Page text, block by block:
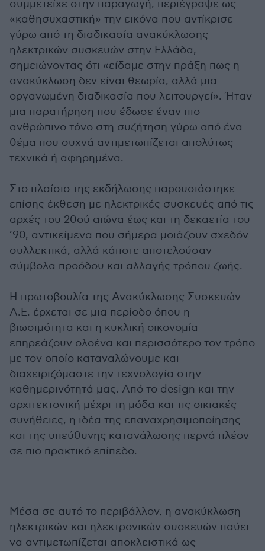
συμμετείχε στην παραγωγή, περιέγραψε ως
«καθησυχαστική» την εικόνα που αντίκρισε
γύρω από τη διαδικασία ανακύκλωσης
ηλεκτρικών συσκευών στην Ελλάδα,
σημειώνοντας ότι «είδαμε στην πράξη πως η
ανακύκλωση δεν είναι θεωρία, αλλά μια
οργανωμένη διαδικασία που λειτουργεί». Ήταν
μια παρατήρηση που έδωσε έναν πιο
ανθρώπινο τόνο στη συζήτηση γύρω από ένα
θέμα που συχνά αντιμετωπίζεται απολύτως
τεχνικά ή αφηρημένα.
Στο πλαίσιο της εκδήλωσης παρουσιάστηκε
επίσης έκθεση με ηλεκτρικές συσκευές από τις
αρχές του 20ού αιώνα έως και τη δεκαετία του
’90, αντικείμενα που σήμερα μοιάζουν σχεδόν
συλλεκτικά, αλλά κάποτε αποτελούσαν
σύμβολα προόδου και αλλαγής τρόπου ζωής.
Η πρωτοβουλία της Ανακύκλωσης Συσκευών
Α.Ε. έρχεται σε μια περίοδο όπου η
βιωσιμότητα και η κυκλική οικονομία
επηρεάζουν ολοένα και περισσότερο τον τρόπο
με τον οποίο καταναλώνουμε και
διαχειριζόμαστε την τεχνολογία στην
καθημερινότητά μας. Από το design και την
αρχιτεκτονική μέχρι τη μόδα και τις οικιακές
συνήθειες, η ιδέα της επαναχρησιμοποίησης
και της υπεύθυνης κατανάλωσης περνά πλέον
σε πιο πρακτικό επίπεδο.
Μέσα σε αυτό το περιβάλλον, η ανακύκλωση
ηλεκτρικών και ηλεκτρονικών συσκευών παύει
να αντιμετωπίζεται αποκλειστικά ως